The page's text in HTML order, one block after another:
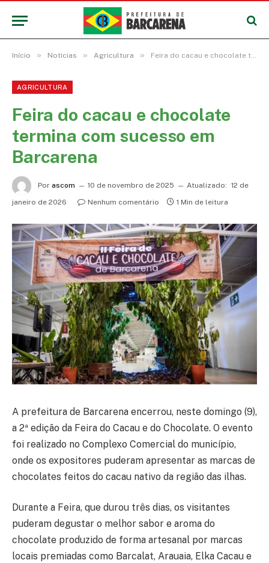
Início » Notícias » Agricultura » Feira do cacau e chocolate termina com sucesso em Barcarena
AGRICULTURA
Feira do cacau e chocolate
termina com sucesso em
Barcarena
Por ascom 10 de novembro de 2025 Atualizado: 12 de
janeiro de 2026
Nenhum comentário 1 Min de leitura
A prefeitura de Barcarena encerrou, neste domingo (9),
a 2ª edição da Feira do Cacau e do Chocolate. O evento
foi realizado no Complexo Comercial do município,
onde os expositores puderam apresentar as marcas de
chocolates feitos do cacau nativo da região das ilhas.
Durante a Feira, que durou três dias, os visitantes
puderam degustar o melhor sabor e aroma do
chocolate produzido de forma artesanal por marcas
locais premiadas como Barcalat, Arauaia, Elka Cacau e